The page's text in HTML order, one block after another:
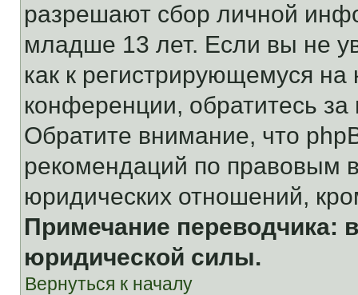
разрешают сбор личной
младше 13 лет. Если вы не
как к регистрирующемуся
конференции, обратитесь
Обратите внимание, что
рекомендаций по правовым
юридических отношений,
Примечание переводчика:
юридической силы.
Вернуться к началу